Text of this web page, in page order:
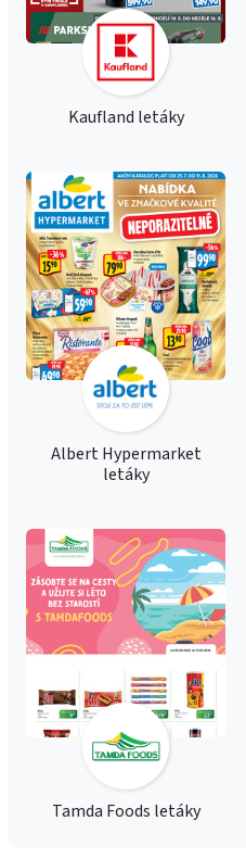
Kaufland letáky
Albert Hypermarket
letáky
Tamda Foods letáky